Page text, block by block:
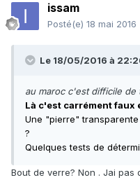
issam
Posté(e) 18 mai 2016
Le 18/05/2016 à
au maroc c'est difficile
Là c'est carrément faux
Une "pierre"
?
Quelques tests de
Bout de verre? Non . Jai